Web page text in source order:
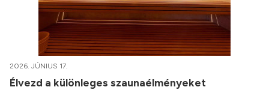
2026. JÚNIUS 17.
Élvezd a különleges szaunaélményeket